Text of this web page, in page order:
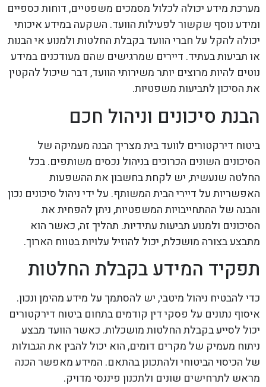
מערכת מידע יכולה לכלול מסמכים משפטיים, דוחות כספיים
ומידע נוסף שקשור לפעילות הוועד. השקעה במידע איכותי
יכולה להקל על חברי הוועד בקבלת החלטות ולמנוע אי הבנות
או תביעות בעתיד. דיירים שמרגישים שהם מעודכנים במידע
נוטים להיות מרוצים יותר משירותי הוועד, דבר שיכול להקטין
את הסיכון לתביעות משפטיות.
הבנת סיכונים וניהול חכם
ביטוח דירקטורים לוועד בית מצריך הבנה מעמיקה של
הסיכונים השונים הכרוכים בניהול נכסים משותפים. בכל
החלטה שנעשית, יש לקחת בחשבון את ההשפעות
האפשריות על דיירי הבית המשותף. על ידי ניהול סיכונים נכון
והבנה של ההתחייבויות המשפטיות, ניתן להפחית את
הסיכונים ולמנוע תביעות עתידיות. תהליך זה, כאשר הוא
מתבצע בצורה מושכלת, יכול להוזיל עלויות בטווח הארוך.
תפקיד המידע בקבלת החלטות
כדי להבטיח ניהול מיטבי, יש להסתמך על מידע מהימן ונכון.
איסוף נתונים על פסקי דין קודמים בתחום ביטוח דירקטורים
יכול לסייע בקבלת החלטות מושכלות. כאשר הוועד מבצע
ניתוח מעמיק של מקרים דומים, הוא יכול להבין את הגבולות
של הכיסוי הביטוחי ולהתכונן בהתאם. המידע מאפשר הכנה
מראש לתרחישים שונים ולתכנון פיננסי מדויק.